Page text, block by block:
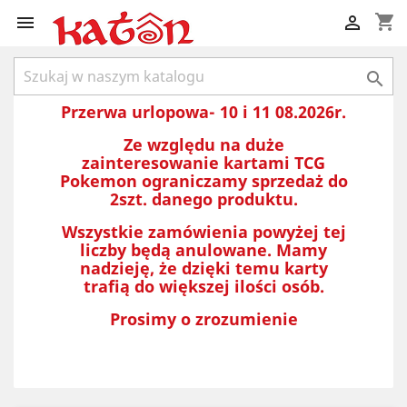
 shopping_cart


Przerwa urlopowa- 10 i 11 08.2026r.
Ze względu na duże
zainteresowanie kartami TCG
Pokemon ograniczamy sprzedaż do
2szt. danego produktu.
Wszystkie zamówienia powyżej tej
liczby będą anulowane. Mamy
nadzieję, że dzięki temu karty
trafią do większej ilości osób.
Prosimy o zrozumienie